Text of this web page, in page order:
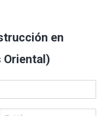
en
Oriental)